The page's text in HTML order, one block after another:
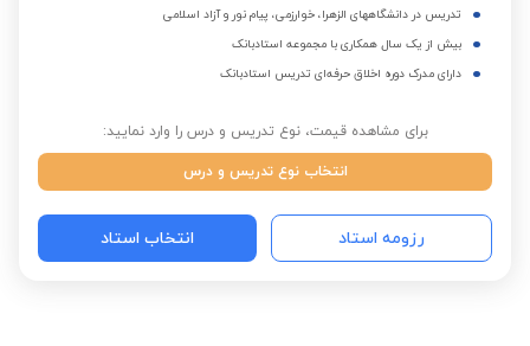
تدریس در دانشگاههای الزهرا، خوارزمی، پیام نور و آزاد اسلامی
بیش از یک سال همکاری با مجموعه استادبانک
دارای مدرک دوره اخلاق حرفه‌ای تدریس استادبانک
برای مشاهده قیمت، نوع تدریس و درس را وارد نمایید:
انتخاب نوع تدریس و درس
رزومه استاد انتخاب استاد